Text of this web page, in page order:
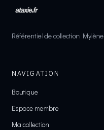
Référentiel de collection
NAVIGATION
Boutique
Espace membre
Ma collection